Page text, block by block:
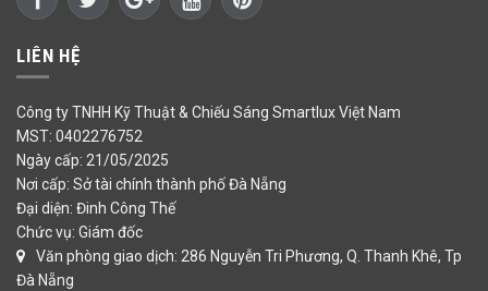
LIÊN HỆ
Công ty TNHH Kỹ Thuật & Chiếu Sáng Smartlux Việt Nam
MST: 0402276752
Ngày cấp: 21/05/2025
Nơi cấp: Sở tài chính thành phố Đà Nẵng
Đại diện: Đinh Công Thế
Chức vụ: Giám đốc
Văn phòng giao dịch: 286 Nguyễn Tri Phương, Q. Thanh Khê, Tp
Đà Nẵng